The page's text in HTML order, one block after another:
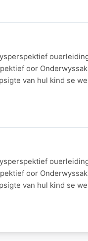
oor
van hul kind se
oor
van hul kind se